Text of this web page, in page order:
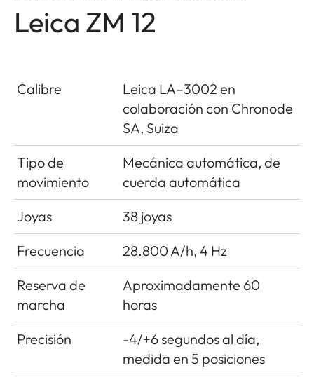
Leica ZM 12
Calibre
Leica LA–3002 en
colaboración con Chronode
SA, Suiza
Tipo de
movimiento
Mecánica automática, de
cuerda automática
Joyas
38 joyas
Frecuencia
28.800 A/h, 4 Hz
Reserva de
marcha
Aproximadamente 60
horas
Precisión
-4/+6 segundos al día,
medida en 5 posiciones